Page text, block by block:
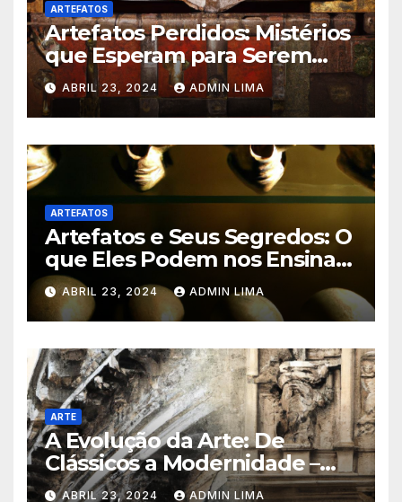
ARTEFATOS
Artefatos Perdidos: Mistérios
que Esperam para Serem
Revelados – Venha Conhecer!
ABRIL 23, 2024 ADMIN LIMA
ARTEFATOS
Artefatos e Seus Segredos: O
que Eles Podem nos Ensinar?
Descubra!
ABRIL 23, 2024 ADMIN LIMA
ARTE
A Evolução da Arte: De
Clássicos a Modernidade –
Venha Conhecer!
ABRIL 23, 2024 ADMIN LIMA